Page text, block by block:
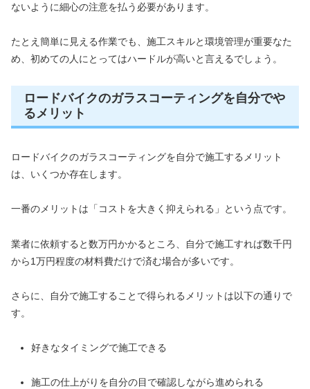
ないように細心の注意を払う必要があります。
たとえ簡単に見える作業でも、施工スキルと環境管理が重要なた
め、初めての人にとってはハードルが高いと言えるでしょう。
ロードバイクのガラスコーティングを自分でや
るメリット
ロードバイクのガラスコーティングを自分で施工するメリット
は、いくつか存在します。
一番のメリットは「コストを大きく抑えられる」という点です。
業者に依頼すると数万円かかるところ、自分で施工すれば数千円
から1万円程度の材料費だけで済む場合が多いです。
さらに、自分で施工することで得られるメリットは以下の通りで
す。
好きなタイミングで施工できる
施工の仕上がりを自分の目で確認しながら進められる